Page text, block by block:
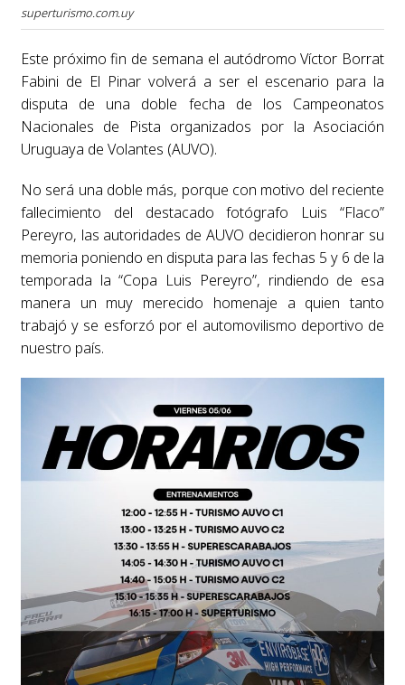
superturismo.com.uy
Este próximo fin de semana el autódromo Víctor Borrat
Fabini de El Pinar volverá a ser el escenario para la
disputa de una doble fecha de los Campeonatos
Nacionales de Pista organizados por la Asociación
Uruguaya de Volantes (AUVO).
No será una doble más, porque con motivo del reciente
fallecimiento del destacado fotógrafo Luis “Flaco”
Pereyro, las autoridades de AUVO decidieron honrar su
memoria poniendo en disputa para las fechas 5 y 6 de la
temporada la “Copa Luis Pereyro”, rindiendo de esa
manera un muy merecido homenaje a quien tanto
trabajó y se esforzó por el automovilismo deportivo de
nuestro país.